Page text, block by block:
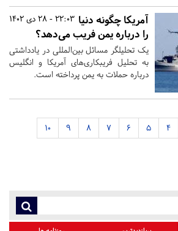
22:03 - 28 دی 1402 آمریکا چگونه دنیا
را درباره یمن فریب می‌دهد؟
یک تحلیلگر مسائل بین‌المللی در یادداشتی
به تحلیل فریبکاری‌های آمریکا و انگلیس
درباره حملات به یمن پرداخته است.
4
5
6
7
8
9
10